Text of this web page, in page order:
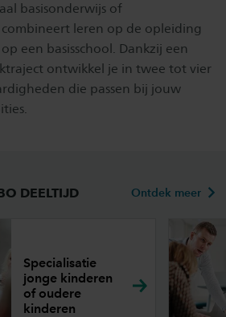
basisonderwijs of
leren op de opleiding
een basisschool. Dankzij een
ontwikkel je in twee tot vier
die passen bij jouw
DEELTIJD Ontdek meer
Specialisatie
jonge kinderen
of oudere
kinderen